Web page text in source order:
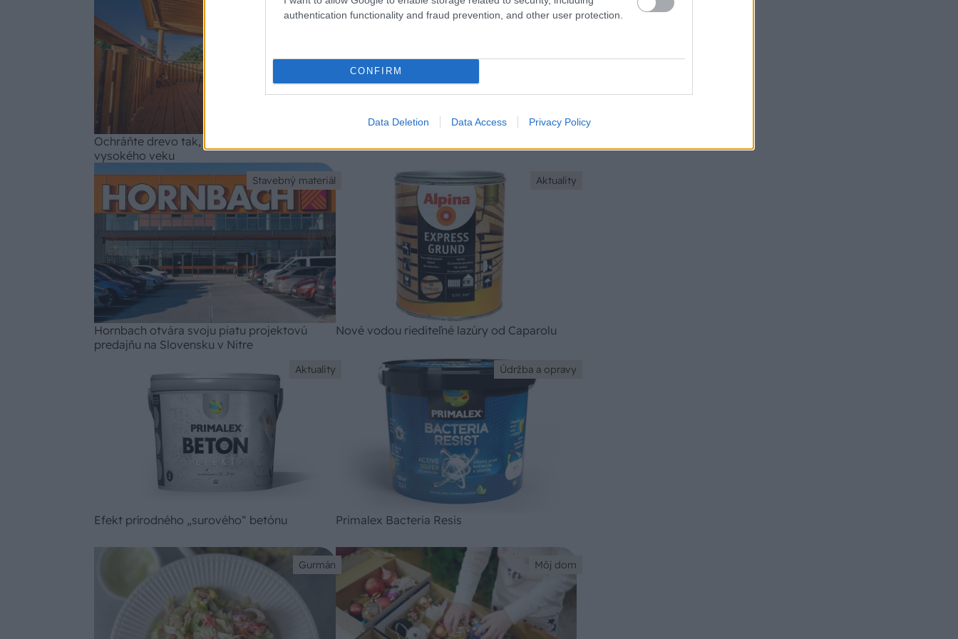
authentication functionality and fraud prevention, and other user protection.
CONFIRM
Data Deletion Data Access Privacy Policy
Ochráňte drevo tak, aby sa skutočne dožilo
vysokého veku
Stavebný materiál
Hornbach otvára svoju piatu projektovú
predajňu na Slovensku v Nitre
Aktuality
Nové vodou riediteľné lazúry od Caparolu
Aktuality
Efekt prírodného „surového“ betónu
Údržba a opravy
Primalex Bacteria Resis
Gurmán Môj dom